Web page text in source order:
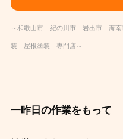
～和歌山市 紀の川市 岩出市 海
装 屋根塗装 専門店～
一昨日の作業をもって